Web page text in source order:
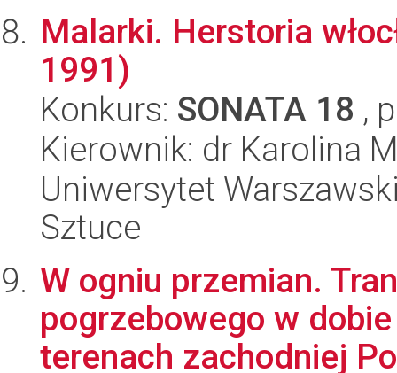
Malarki. Herstoria
1991)
Konkurs: SONATA 18 ,
Kierownik: dr Karolina
Uniwersytet
Sztuce
W ogniu przemian.
pogrzebowego w
terenach zachodniej